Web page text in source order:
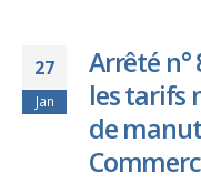
27
Jan
Arrêté n°
les tarifs
de